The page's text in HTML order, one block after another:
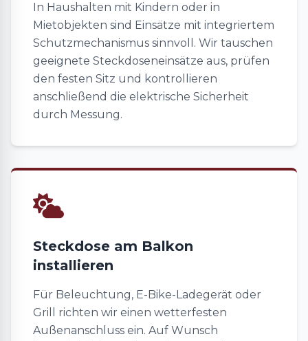
In Haushalten mit Kindern oder in
Mietobjekten sind Einsätze mit integriertem
Schutzmechanismus sinnvoll. Wir tauschen
geeignete Steckdoseneinsätze aus, prüfen
den festen Sitz und kontrollieren
anschließend die elektrische Sicherheit
durch Messung.
Steckdose am Balkon
installieren
Für Beleuchtung, E-Bike-Ladegerät oder
Grill richten wir einen wetterfesten
Außenanschluss ein. Auf Wunsch